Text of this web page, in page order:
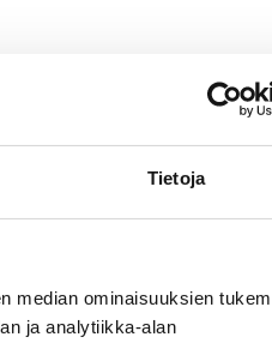
Tietoja
median ominaisuuksien
ja analytiikka-alan